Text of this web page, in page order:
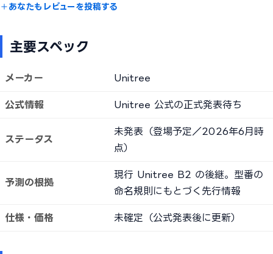
あなたもレビューを投稿する
主要スペック
メーカー Unitree
公式情報 Unitree 公式の正式発表待ち
ステータス
未発表（登場予定／2026年6月時
点）
予測の根拠
現行 Unitree B2 の後継。型番の
命名規則にもとづく先行情報
仕様・価格 未確定（公式発表後に更新）